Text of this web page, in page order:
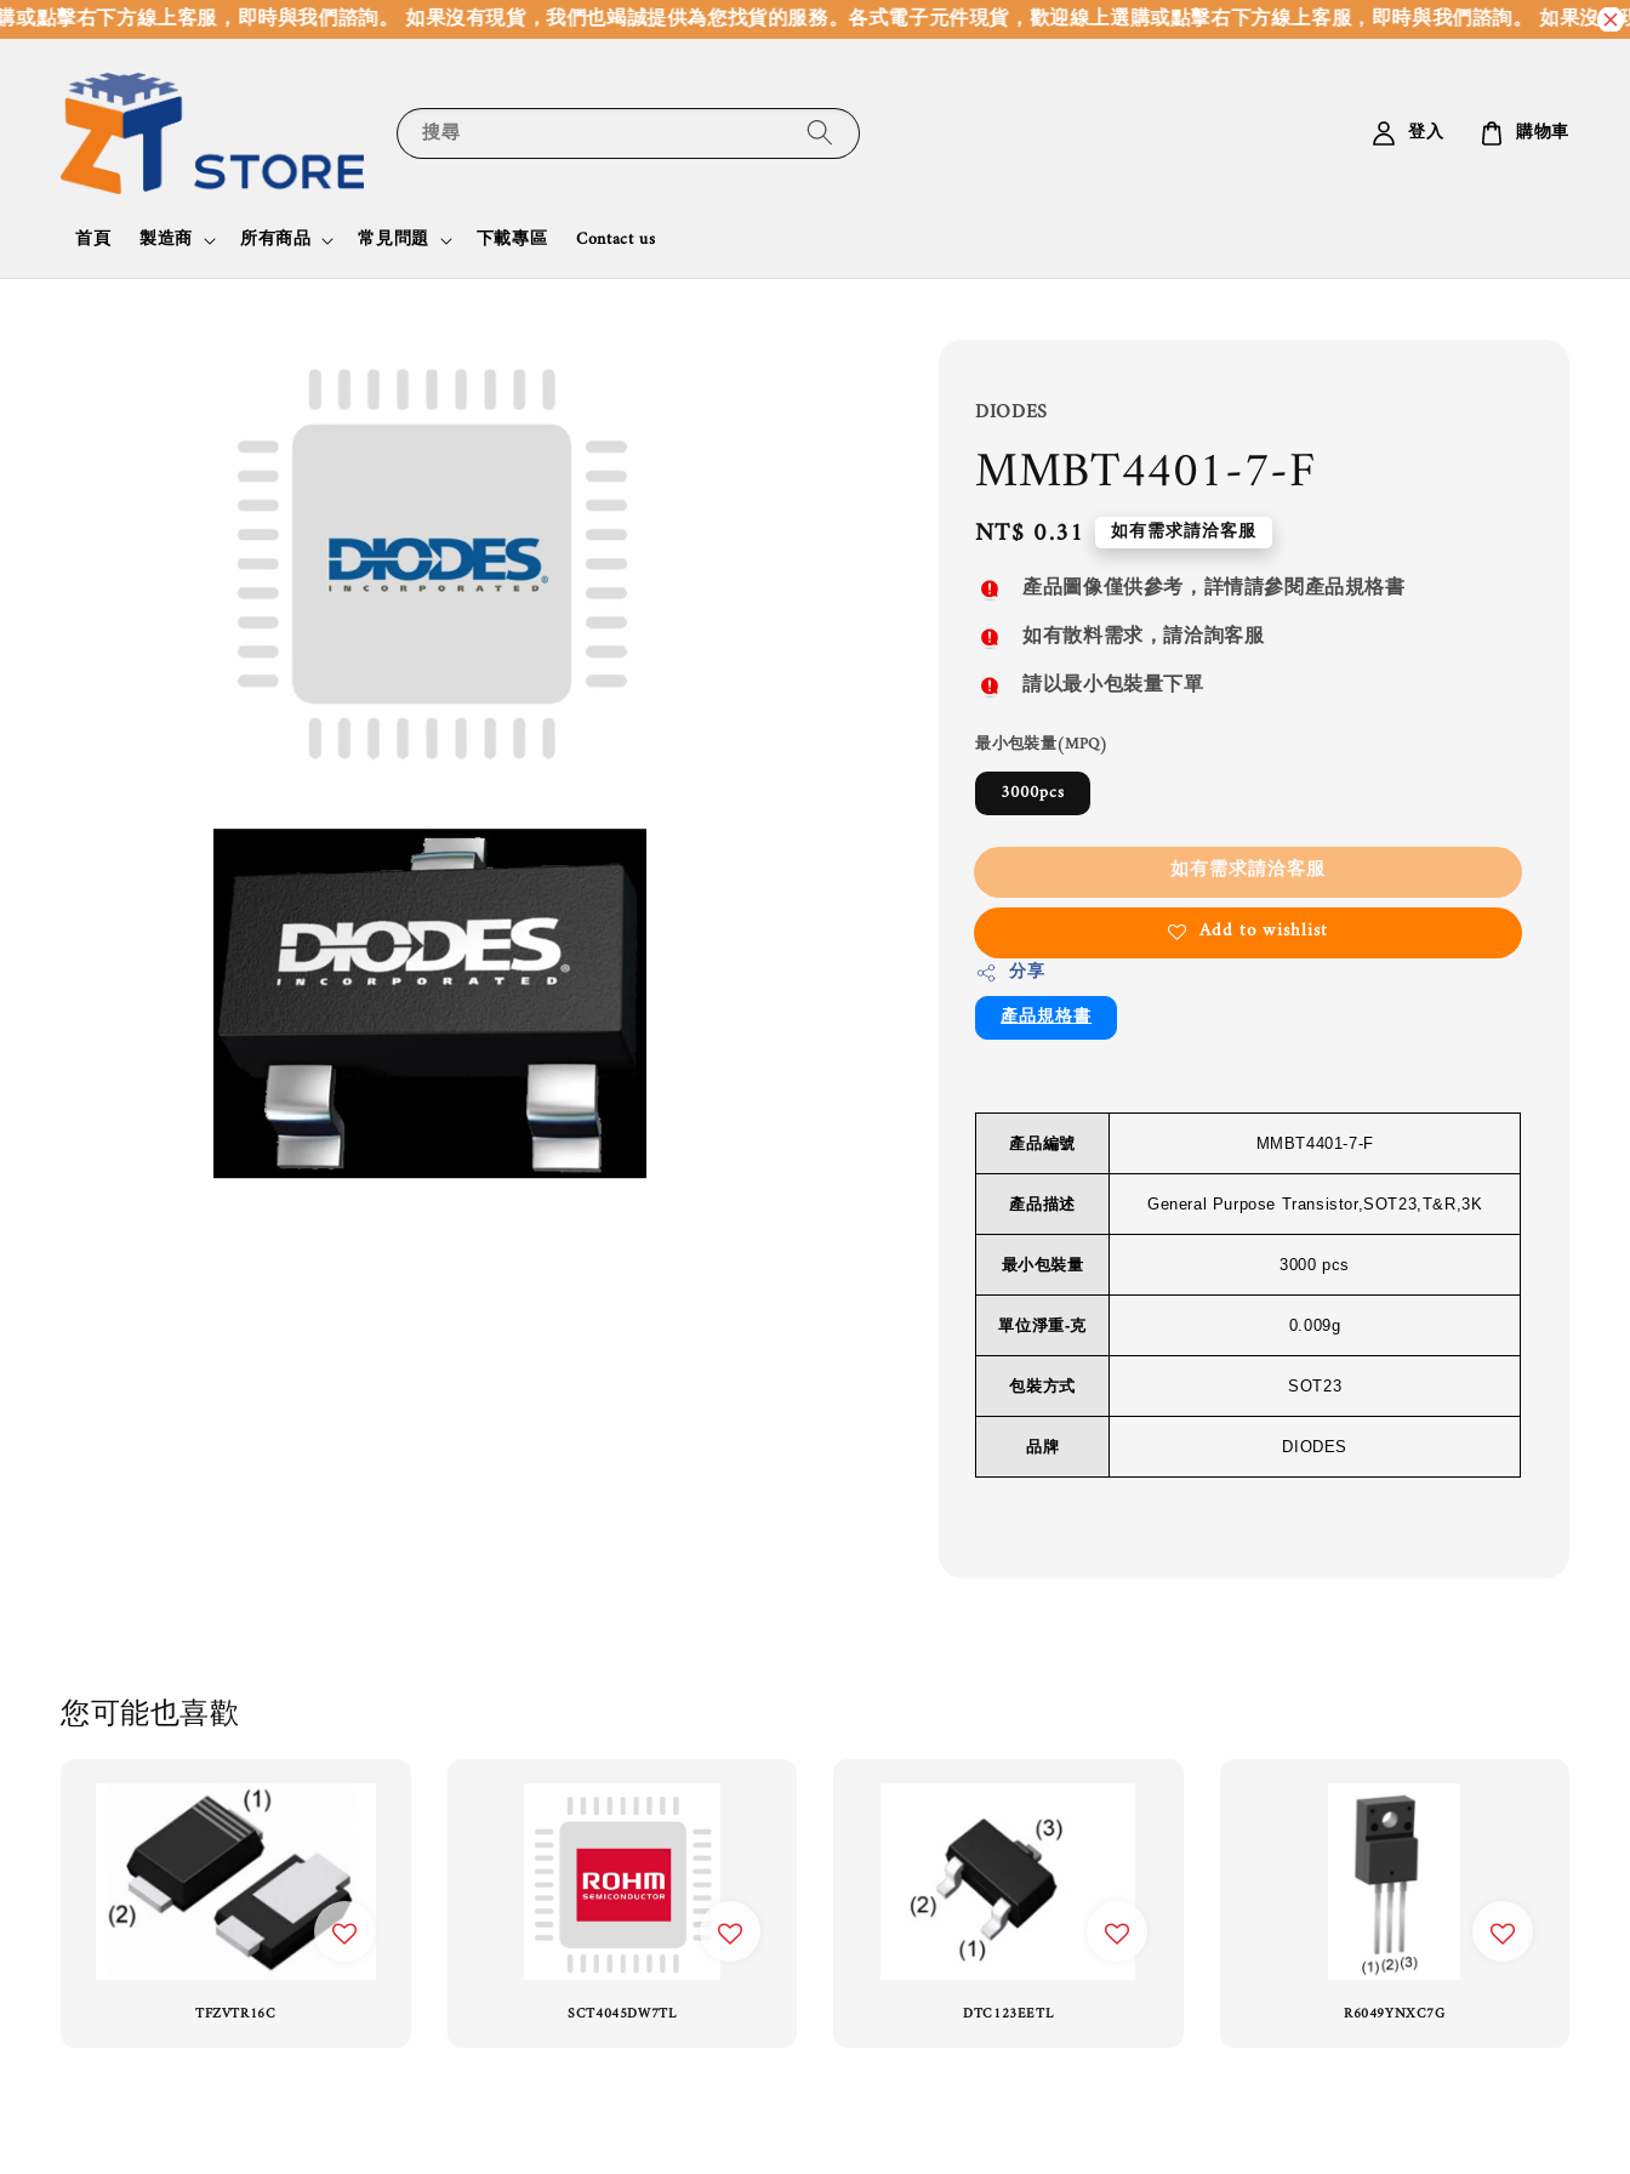
點擊右下方線上客服，即時與我們諮詢。 如果沒有現貨，我們也竭誠提供為您找貨的服務。各式電子元件現貨，歡迎線上選購或點擊右下方線上客服，即時與我們諮詢。 如果沒有
搜尋
首頁 製造商 所有商品 常見問題 下載專區 Contact us
登入 購物車
DIODES
MMBT4401-7-F
Regular
price
NT$ 0.31 如有需求請洽客服
產品圖像僅供參考，詳情請參閱產品規格書
如有散料需求，請洽詢客服
請以最小包裝量下單
最小包裝量(MPQ)
3000pcs
如有需求請洽客服
Add to wishlist
分享
產品規格書
產品編號 MMBT4401-7-F
產品描述 General Purpose Transistor,SOT23,T&R,3K
最小包裝量 3000 pcs
單位淨重-克 0.009g
包裝方式 SOT23
品牌 DIODES
您可能也喜歡
TFZVTR16C SCT4045DW7TL DTC123EETL R6049YNXC7G